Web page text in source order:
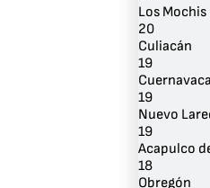
Los Mochis
20
Culiacán
19
19
Nuevo
19
Acapulco
18
Obregón